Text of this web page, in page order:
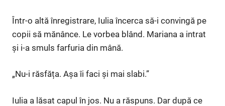
Într-o altă înregistrare, Iulia încerca să-i convingă pe
copii să mănânce. Le vorbea blând. Mariana a intrat
și i-a smuls farfuria din mână.
„Nu-i răsfăța. Așa îi faci și mai slabi.”
Iulia a lăsat capul în jos. Nu a răspuns. Dar după ce